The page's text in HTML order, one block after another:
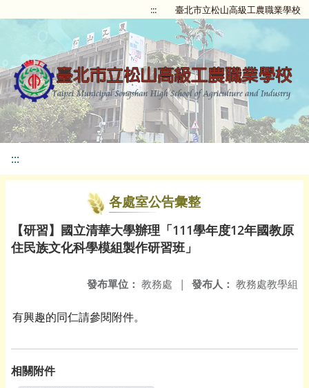
::: 臺北市立松山高級工農職業學校
:::
各處室公告彙整
【研習】國立清華大學辦理「111學年度12年國教原
住民族文化科學模組製作研習班」
發布人： 教務處教學組
發布單位： 教務處 |
有興趣的同仁請參閱附件。
相關附件